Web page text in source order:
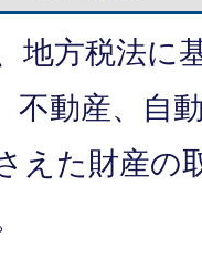
地方税法に
不動産、自
えた財産の